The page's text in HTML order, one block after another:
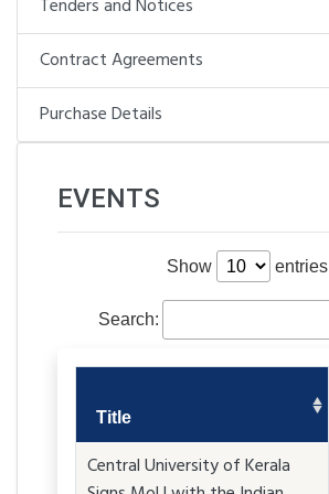
Tenders and Notices
Contract Agreements
Purchase Details
EVENTS
Show entries
Search:
Title
Central University of Kerala